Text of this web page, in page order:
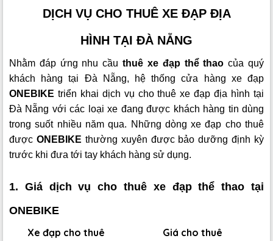
DỊCH VỤ CHO THUÊ XE ĐẠP ĐỊA
HÌNH TẠI ĐÀ NẴNG
Nhằm đáp ứng nhu cầuthuê xe đạp thể thao của quý
khách hàng tại Đà Nẵng, hệ thống cửa hàng xe đạp
ONEBIKE triển khai dịch vụ cho thuê xe đạp địa hình tại
Đà Nẵng với các loại xe đang được khách hàng tin dùng
trong suốt nhiều năm qua. Những dòng xe đạp cho thuê
được ONEBIKE thường xuyên được bảo dưỡng định kỳ
trước khi đưa tới tay khách hàng sử dụng.
1. Giá dịch vụ cho thuê xe đạp thể thao tại
ONEBIKE
Xe đạp cho thuê
Giá cho thuê